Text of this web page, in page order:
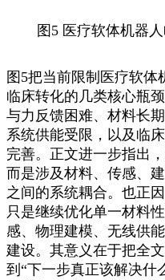
图5 医疗软体机器
图5把当前限制医疗软
临床转化的几类核心瓶
与力反馈困难、材料长
系统供能受限，以及临
完善。正文进一步指出
而是涉及材料、传感、
之间的系统耦合。也正
只是继续优化单一材料
感、物理建模、无线供
建设。其意义在于把全
到“下一步真正该解决什